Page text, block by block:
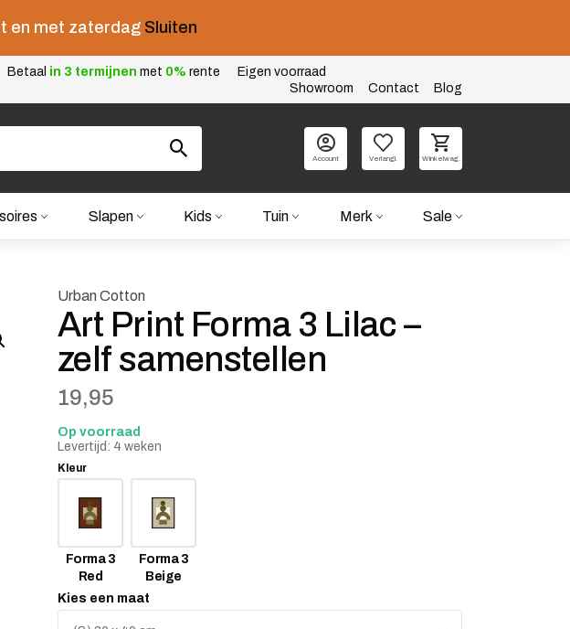
en met zaterdag Sluiten
Betaal in 3 termijnen met 0% rente
Eigen voorraad
Showroom
Contact Blog
Account Verlangl. Winkelwag.
Slapen Kids Tuin Merk Sale
Urban Cotton
Art Print Forma 3 Lilac –
zelf samenstellen
19,95
Op voorraad
Levertijd: 4 weken
Kleur
Forma 3
Red
Forma 3
Beige
Kies een maat